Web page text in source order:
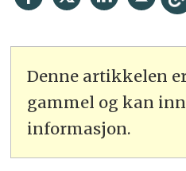
Denne artikkelen
gammel og kan
informasjon.